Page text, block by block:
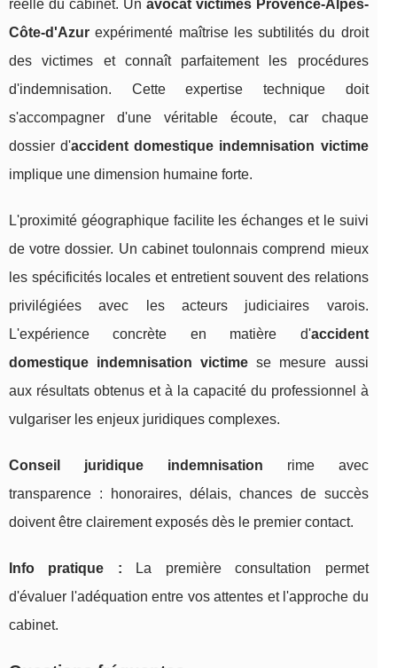
réelle du cabinet. Un avocat victimes Provence-Alpes-
Côte-d'Azur expérimenté maîtrise les subtilités du droit
des victimes et connaît parfaitement les procédures
d'indemnisation. Cette expertise technique doit
s'accompagner d'une véritable écoute, car chaque
dossier d'accident domestique indemnisation victime
implique une dimension humaine forte.
L'proximité géographique facilite les échanges et le suivi
de votre dossier. Un cabinet toulonnais comprend mieux
les spécificités locales et entretient souvent des relations
privilégiées avec les acteurs judiciaires varois.
L'expérience concrète en matière d'accident
domestique indemnisation victime se mesure aussi
aux résultats obtenus et à la capacité du professionnel à
vulgariser les enjeux juridiques complexes.
Conseil juridique indemnisation rime avec
transparence : honoraires, délais, chances de succès
doivent être clairement exposés dès le premier contact.
Info pratique : La première consultation permet
d'évaluer l'adéquation entre vos attentes et l'approche du
cabinet.